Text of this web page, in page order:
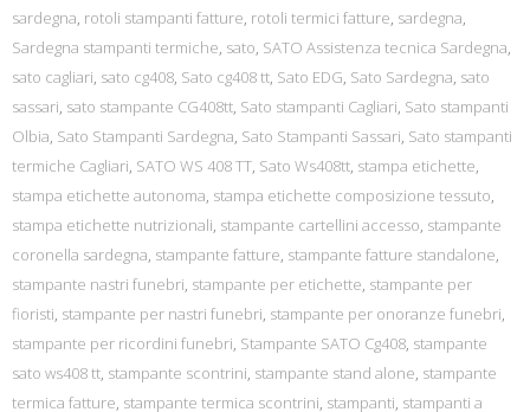
sardegna, rotoli stampanti fatture, rotoli termici fatture, sardegna,
Sardegna stampanti termiche, sato, SATO Assistenza tecnica Sardegna,
sato cagliari, sato cg408, Sato cg408 tt, Sato EDG, Sato Sardegna, sato
sassari, sato stampante CG408tt, Sato stampanti Cagliari, Sato stampanti
Olbia, Sato Stampanti Sardegna, Sato Stampanti Sassari, Sato stampanti
termiche Cagliari, SATO WS 408 TT, Sato Ws408tt, stampa etichette,
stampa etichette autonoma, stampa etichette composizione tessuto,
stampa etichette nutrizionali, stampante cartellini accesso, stampante
coronella sardegna, stampante fatture, stampante fatture standalone,
stampante nastri funebri, stampante per etichette, stampante per
fioristi, stampante per nastri funebri, stampante per onoranze funebri,
stampante per ricordini funebri, Stampante SATO Cg408, stampante
sato ws408 tt, stampante scontrini, stampante stand alone, stampante
termica fatture, stampante termica scontrini, stampanti, stampanti a